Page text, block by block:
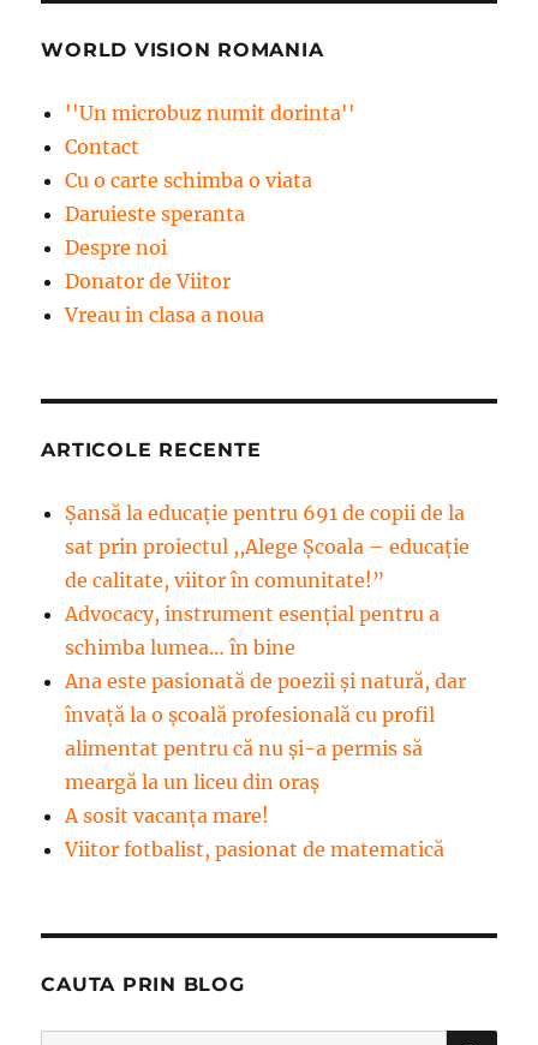
WORLD VISION ROMANIA
''Un microbuz numit dorinta''
Contact
Cu o carte schimba o viata
Daruieste speranta
Despre noi
Donator de Viitor
Vreau in clasa a noua
ARTICOLE RECENTE
Șansă la educație pentru 691 de copii de la
sat prin proiectul ,,Alege Școala – educație
de calitate, viitor în comunitate!”
Advocacy, instrument esenţial pentru a
schimba lumea… în bine
Ana este pasionată de poezii și natură, dar
învață la o școală profesională cu profil
alimentat pentru că nu și-a permis să
meargă la un liceu din oraș
A sosit vacanța mare!
Viitor fotbalist, pasionat de matematică
CAUTA PRIN BLOG